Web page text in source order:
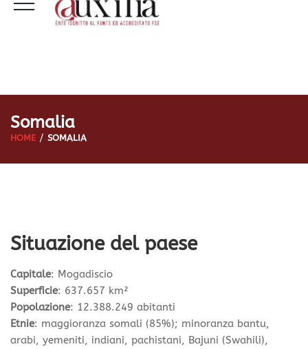
Somalia
HOME SOMALIA
Situazione del paese
Capitale: Mogadiscio
Superficie: 637.657 km²
Popolazione: 12.388.249 abitanti
Etnie: maggioranza somali (85%); minoranza bantu,
arabi, yemeniti, indiani, pachistani, Bajuni (Swahili),